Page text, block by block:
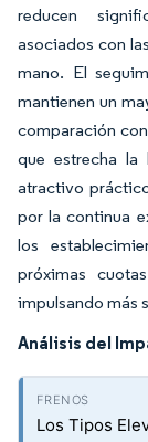
reducen
asociados con
mano. El
mantienen un
comparación
que estrecha
atractivo
por la continua
los
próximas
impulsando más
Análisis del
Los Tipos